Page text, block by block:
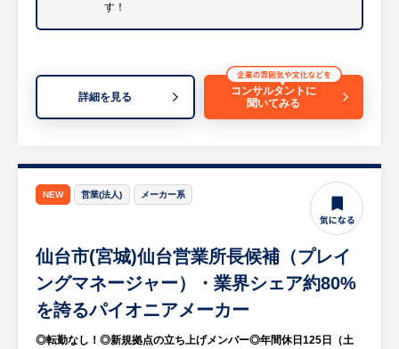
が、税務業務がメインになるとお考えくださ
い。
※詳細は面談時にお伝えします
万クラスから300億超までまで幅広いのが特
徴です。有給休暇が取りやすい企業風土で時
間単位での取得も可能であり、男性の育児休
業取得実績もあるなど、ワークライフバラン
スを大切にできる環境です
【HUREX求人担当コメント】
グループ4社との連携によるワンストップサ
す！
詳細を見る
コンサルタントに
聞いてみる
NEW 営業(法人) メーカー系
仙台市(宮城)仙台営業所長候補（プレイ
ングマネージャー）・業界シェア約80%
を誇るパイオニアメーカー
◎転勤なし！◎新規拠点の立ち上げメンバー◎年間休日125日（土